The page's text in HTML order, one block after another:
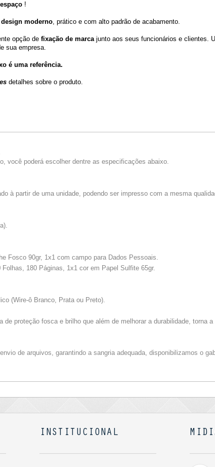
!
design moderno, prático e com alto padrão de acabamento.
opção de fixação de marcajunto aos seus funcionários e clientes.
sua empresa.
é uma referência.
detalhes sobre o produto.
você poderá escolher dentre as especificações abaixo.
à partir de uma unidade, podendo ser impresso com a mesma
Fosco 90gr, 1x1 com campo para Dados Pessoais.
180 Páginas, 1x1 cor em Papel Sulfite 65gr.
(Wire-ô Branco, Prata ou Preto).
de proteção fosca e brilho que além de melhorar a durabilidade, torna
de arquivos, garantindo a sangria adequada, disponibilizamos o
INSTITUCIONAL